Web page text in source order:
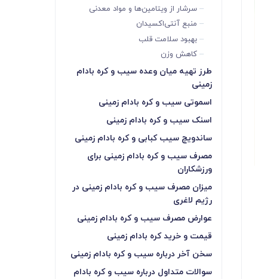
سرشار از ویتامین‌ها و مواد معدنی
منبع آنتی‌اکسیدان
بهبود سلامت قلب
کاهش وزن
طرز تهیه میان وعده سیب و کره بادام
زمینی
اسموتی سیب و کره بادام زمینی
اسنک سیب و کره بادام زمینی
ساندویچ سیب کبابی و کره بادام زمینی
مصرف سیب و کره بادام زمینی برای
ورزشکاران
میزان مصرف سیب و کره بادام زمینی در
رژیم لاغری
عوارض مصرف سیب و کره بادام زمینی
قیمت و خرید کره بادام زمینی
سخن آخر درباره سیب و کره بادام زمینی
سوالات متداول درباره سیب و کره بادام